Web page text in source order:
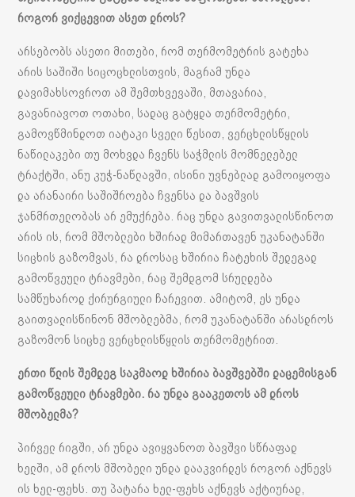
როგორ ვიქცევით ასეთ დროს?
არსებობს ასეთი მითები, რომ თერმომეტრის გატეხა
არის საშიში სიცოცხლისთვის, მაგრამ უნდა
დავიმახსოვროთ ამ შემთხვევაში, მთავარია,
გავანიავოთ ოთახი, სადაც გატყდა თერმომეტრი,
გამოვწმინდოთ იატაკი სველი წესით, ვერცხლისწყლის
ნაწილაკები თუ მოხვდა ჩვენს საჭმლის მომნელებელ
ტრაქტში, ანუ კუჭ-ნაწლავში, ისინი უვნებლად გამოიყოფა
და არანაირი საშიშროება ჩვენსა და ბავშვის
ჯანმრთელობას არ ემუქრება. რაც უნდა გავითვალისწინოთ
არის ის, რომ მშობლები ხშირად მიმართავენ უკანატანში
სიცხის გაზომვას, რა დროსაც ხშირია ჩატეხის შედეგად
გამოწვეული ტრავმები, რაც შემდგომ სრულდება
სამწუხაროდ ქირურგიული ჩარევით. ამიტომ, ეს უნდა
გაითვალისწინონ მშობლებმა, რომ უკანატანში არასდროს
გაზომონ სიცხე ვერცხლისწყლის თერმომეტრით.
ერთი წლის შემდეგ საკმაოდ ხშირია ბავშვებში დაცემისგან
გამოწვეული ტრავმები. რა უნდა გააკეთოს ამ დროს
მშობელმა?
პირველ რიგში, არ უნდა ავიყვანოთ ბავშვი სწრაფად
ხელში, ამ დროს მშობელი უნდა დააკვირდეს როგორ აქნევს
ის ხელ-ფეხს. თუ პატარა ხელ-ფეხს აქნევს აქტიურად,